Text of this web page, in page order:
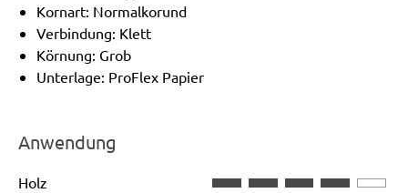
Kornart: Normalkorund
Verbindung: Klett
Körnung: Grob
Unterlage: ProFlex Papier
Anwendung
Holz